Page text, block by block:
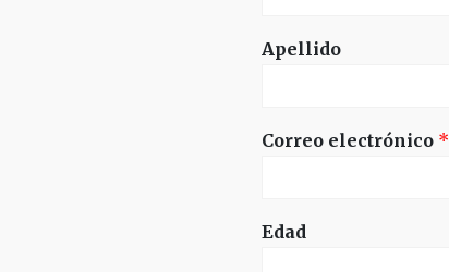
Apellido
Correo electrónico *
Edad